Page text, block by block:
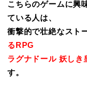
こちらのゲームに興
ている人は、
衝撃的で壮絶なスト
るRPG
ラグナドール 妖しき
す。